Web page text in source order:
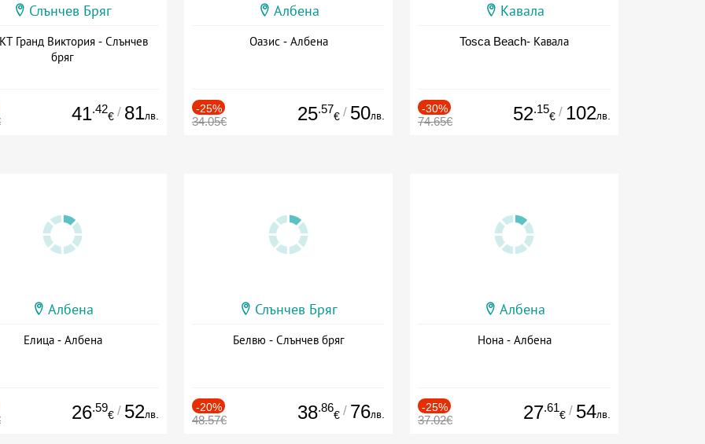
Слънчев Бряг
Гранд Виктория - Слънчев
бряг
41.42
€ / 81лв.
Албена
Оазис - Албена
-25%
34.05€ 25.57
€ / 50лв.
Кавала
Tosca Beach- Кавала
-30%
74.65€ 52.15
€ / 102лв.
Албена
Елица - Албена
26.59
€ / 52лв.
Слънчев Бряг
Белвю - Слънчев бряг
-20%
48.57€ 38.86
€ / 76лв.
Албена
Нона - Албена
-25%
37.02€ 27.61
€ / 54лв.